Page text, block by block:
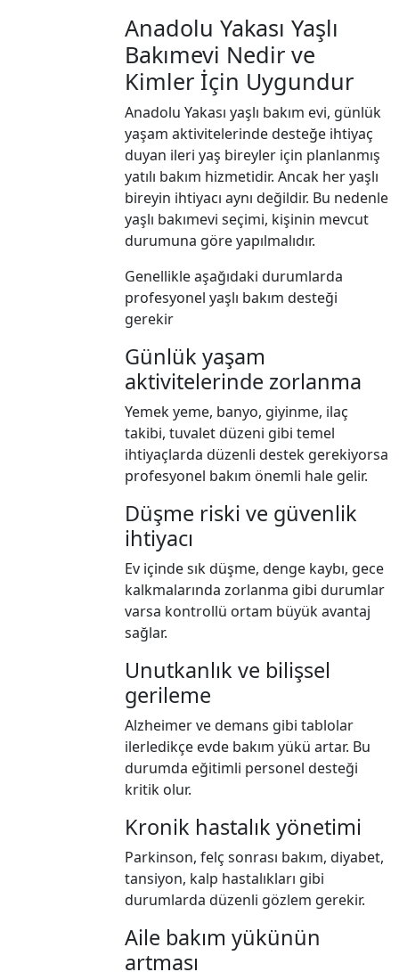
Anadolu Yakası Yaşlı
Bakımevi Nedir ve
Kimler İçin Uygundur
Anadolu Yakası yaşlı bakım evi, günlük
yaşam aktivitelerinde desteğe ihtiyaç
duyan ileri yaş bireyler için planlanmış
yatılı bakım hizmetidir. Ancak her yaşlı
bireyin ihtiyacı aynı değildir. Bu nedenle
yaşlı bakımevi seçimi, kişinin mevcut
durumuna göre yapılmalıdır.
Genellikle aşağıdaki durumlarda
profesyonel yaşlı bakım desteği
gerekir
Günlük yaşam
aktivitelerinde zorlanma
Yemek yeme, banyo, giyinme, ilaç
takibi, tuvalet düzeni gibi temel
ihtiyaçlarda düzenli destek gerekiyorsa
profesyonel bakım önemli hale gelir.
Düşme riski ve güvenlik
ihtiyacı
Ev içinde sık düşme, denge kaybı, gece
kalkmalarında zorlanma gibi durumlar
varsa kontrollü ortam büyük avantaj
sağlar.
Unutkanlık ve bilişsel
gerileme
Alzheimer ve demans gibi tablolar
ilerledikçe evde bakım yükü artar. Bu
durumda eğitimli personel desteği
kritik olur.
Kronik hastalık yönetimi
Parkinson, felç sonrası bakım, diyabet,
tansiyon, kalp hastalıkları gibi
durumlarda düzenli gözlem gerekir.
Aile bakım yükünün
artması